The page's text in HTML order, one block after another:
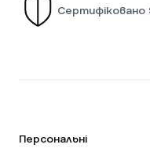
Сертифіковано
Персональні